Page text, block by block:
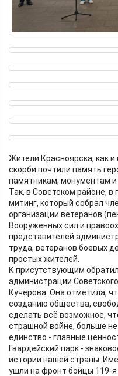
Жители Красноярска, как
скорби почтили память
памятникам, монументам и
Так, в Советском районе, в
митинг, который собрал
организации ветеранов
Вооружённых сил и
представителей
труда, ветеранов боевых
простых жителей.
К присутствующим
администрации
Кучерова. Она отметила,
созданию общества,
сделать всё возможное,
страшной войне, больше
единство - главные
Гвардейский парк -
истории нашей страны.
ушли на фронт бойцы 119-я